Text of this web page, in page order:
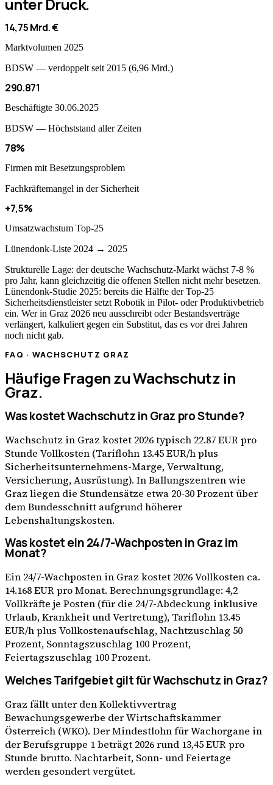
unter Druck.
14,75 Mrd. €
Marktvolumen 2025
BDSW — verdoppelt seit 2015 (6,96 Mrd.)
290.871
Beschäftigte 30.06.2025
BDSW — Höchststand aller Zeiten
78%
Firmen mit Besetzungsproblem
Fachkräftemangel in der Sicherheit
+7,5%
Umsatzwachstum Top-25
Lünendonk-Liste 2024 → 2025
Strukturelle Lage: der deutsche Wachschutz-Markt wächst 7-8 %
pro Jahr, kann gleichzeitig die offenen Stellen nicht mehr besetzen.
Lünendonk-Studie 2025: bereits die Hälfte der Top-25
Sicherheitsdienstleister setzt Robotik in Pilot- oder Produktivbetrieb
ein. Wer in Graz 2026 neu ausschreibt oder Bestandsverträge
verlängert, kalkuliert gegen ein Substitut, das es vor drei Jahren
noch nicht gab.
FAQ · WACHSCHUTZ GRAZ
Häufige Fragen zu Wachschutz in
Graz.
Was kostet Wachschutz in Graz pro Stunde?
Wachschutz in Graz kostet 2026 typisch 22.87 EUR pro
Stunde Vollkosten (Tariflohn 13.45 EUR/h plus
Sicherheitsunternehmens-Marge, Verwaltung,
Versicherung, Ausrüstung). In Ballungszentren wie
Graz liegen die Stundensätze etwa 20-30 Prozent über
dem Bundesschnitt aufgrund höherer
Lebenshaltungskosten.
Was kostet ein 24/7-Wachposten in Graz im
Monat?
Ein 24/7-Wachposten in Graz kostet 2026 Vollkosten ca.
14.168 EUR pro Monat. Berechnungsgrundlage: 4,2
Vollkräfte je Posten (für die 24/7-Abdeckung inklusive
Urlaub, Krankheit und Vertretung), Tariflohn 13.45
EUR/h plus Vollkostenaufschlag, Nachtzuschlag 50
Prozent, Sonntagszuschlag 100 Prozent,
Feiertagszuschlag 100 Prozent.
Welches Tarifgebiet gilt für Wachschutz in Graz?
Graz fällt unter den Kollektivvertrag
Bewachungsgewerbe der Wirtschaftskammer
Österreich (WKO). Der Mindestlohn für Wachorgane in
der Berufsgruppe 1 beträgt 2026 rund 13,45 EUR pro
Stunde brutto. Nachtarbeit, Sonn- und Feiertage
werden gesondert vergütet.